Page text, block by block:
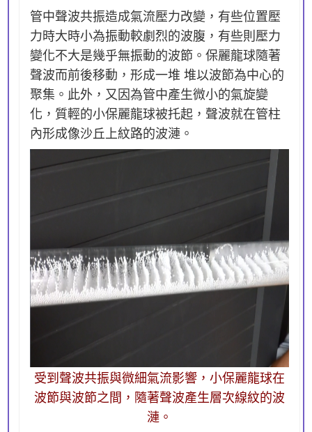
管中聲波共振造成氣流壓力改變，有些位置壓
力時大時小為振動較劇烈的波腹，有些則壓力
變化不大是幾乎無振動的波節。保麗龍球隨著
聲波而前後移動，形成一堆 堆以波節為中心的
聚集。此外，又因為管中產生微小的氣旋變
化，質輕的小保麗龍球被托起，聲波就在管柱
內形成像沙丘上紋路的波漣。
受到聲波共振與微細氣流影響，小保麗龍球在
波節與波節之間，隨著聲波產生層次線紋的波
漣。